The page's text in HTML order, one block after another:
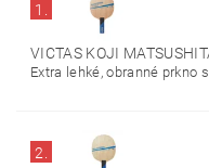
1.
VICTAS KOJI
Extra lehké, obranné prkno
2.